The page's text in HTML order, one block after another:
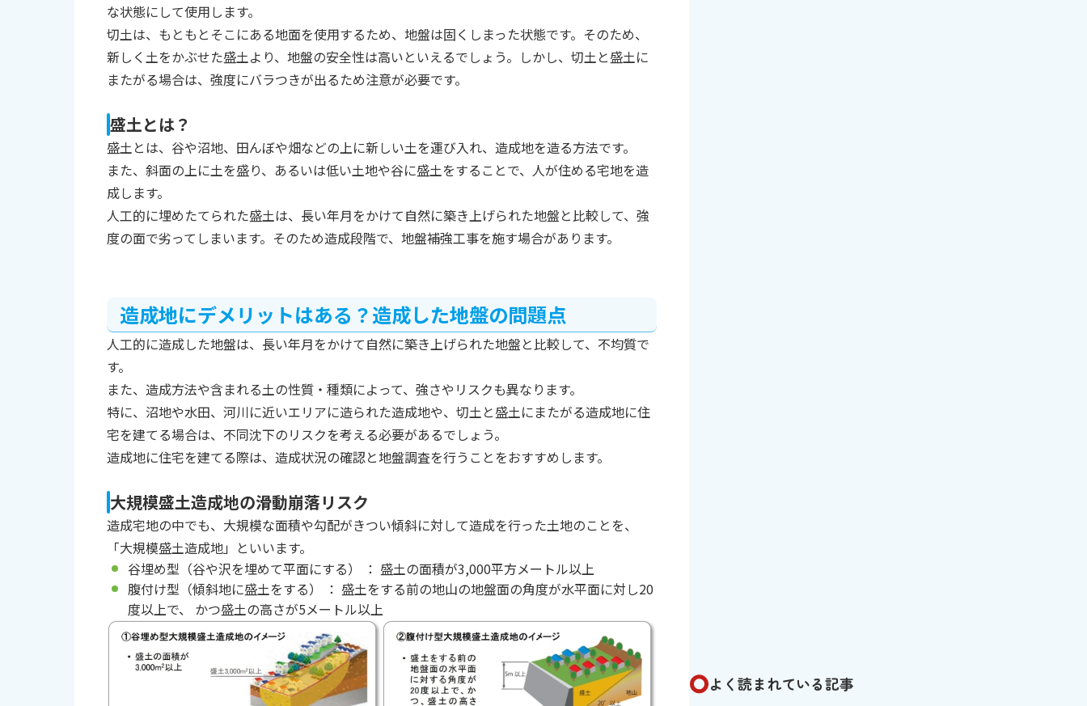
な状態にして使用します。
切土は、もともとそこにある地面を使用するため、地盤は固くしまった状態です。そのため、
新しく土をかぶせた盛土より、地盤の安全性は高いといえるでしょう。しかし、切土と盛土に
またがる場合は、強度にバラつきが出るため注意が必要です。
盛土とは？
盛土とは、谷や沼地、田んぼや畑などの上に新しい土を運び入れ、造成地を造る方法です。
また、斜面の上に土を盛り、あるいは低い土地や谷に盛土をすることで、人が住める宅地を造
成します。
人工的に埋めたてられた盛土は、長い年月をかけて自然に築き上げられた地盤と比較して、強
度の面で劣ってしまいます。そのため造成段階で、地盤補強工事を施す場合があります。
造成地にデメリットはある？造成した地盤の問題点
人工的に造成した地盤は、長い年月をかけて自然に築き上げられた地盤と比較して、不均質で
す。
また、造成方法や含まれる土の性質・種類によって、強さやリスクも異なります。
特に、沼地や水田、河川に近いエリアに造られた造成地や、切土と盛土にまたがる造成地に住
宅を建てる場合は、不同沈下のリスクを考える必要があるでしょう。
造成地に住宅を建てる際は、造成状況の確認と地盤調査を行うことをおすすめします。
大規模盛土造成地の滑動崩落リスク
造成宅地の中でも、大規模な面積や勾配がきつい傾斜に対して造成を行った土地のことを、
「大規模盛土造成地」といいます。
谷埋め型（谷や沢を埋めて平面にする） ： 盛土の面積が3,000平方メートル以上
腹付け型（傾斜地に盛土をする） ： 盛土をする前の地山の地盤面の角度が水平面に対し20
度以上で、 かつ盛土の高さが5メートル以上
よく読まれている記事